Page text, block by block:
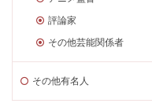
評論家
その他芸能関係者
その他有名人